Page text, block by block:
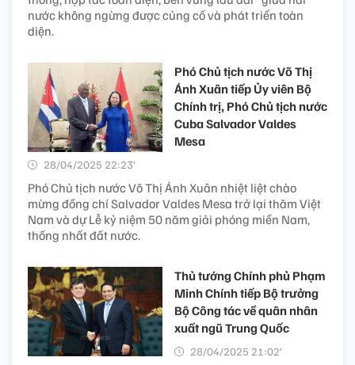
nước không ngừng được củng cố và phát triển toàn
diện.
Phó Chủ tịch nước Võ Thị
Ánh Xuân tiếp Ủy viên Bộ
Chính trị, Phó Chủ tịch nước
Cuba Salvador Valdes
Mesa
28/04/2025 22:23’
Phó Chủ tịch nước Võ Thị Ánh Xuân nhiệt liệt chào
mừng đồng chí Salvador Valdes Mesa trở lại thăm Việt
Nam và dự Lễ kỷ niệm 50 năm giải phóng miền Nam,
thống nhất đất nước.
Thủ tướng Chính phủ Phạm
Minh Chính tiếp Bộ trưởng
Bộ Công tác về quân nhân
xuất ngũ Trung Quốc
28/04/2025 21:02’